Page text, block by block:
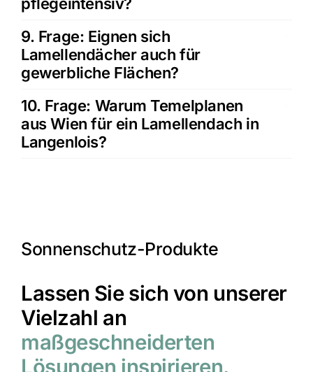
9. Frage: Eignen sich
Lamellendächer auch für
gewerbliche Flächen?
10. Frage: Warum Temelplanen
aus Wien für ein Lamellendach in
Langenlois?
Sonnenschutz-Produkte
Lassen Sie sich von unserer
Vielzahl an
maßgeschneiderten
Lösungen inspirieren.